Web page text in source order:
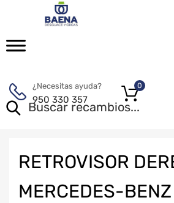
¿Necesitas ayuda?
950 330 357
0
RETROVISOR
MERCEDES-BENZ